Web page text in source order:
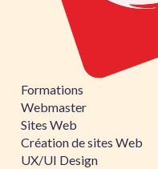
Formations
Webmaster
Sites Web
Création de sites Web
UX/UI Design